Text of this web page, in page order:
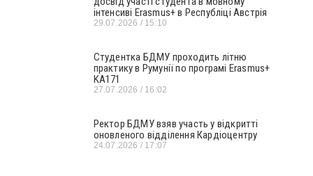
інтенсиві Erasmus+ в Республіці Австрія
29.07.2026 15:10
Студентка БДМУ проходить літню
практику в Румунії по програмі Erasmus+
KA171
27.07.2026 16:02
Ректор БДМУ взяв участь у відкритті
оновленого відділення Кардіоцентру
24.07.2026 17:07